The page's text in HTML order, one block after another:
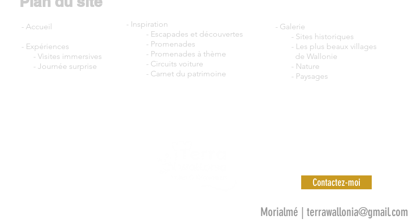
- Accueil
- Expériences
- Visites immersives
- Journée surprise
- Inspiration
- Escapades et découvertes
- Promenades
- Promenades à thème
- Circuits voiture
- Carnet du patrimoine
- Galerie
- Sites historiques
- Les plus beaux villages
de Wallonie
- Nature
- Paysages
Contactez-moi
Morialmé | terrawallonia@gmail.com